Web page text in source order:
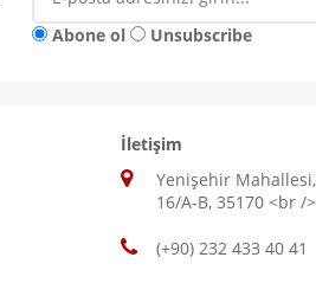
Abone ol
Unsubscribe
İletişim
Yenişehir
16/A-B, 35170 <br /
(+90) 232 433 40 41